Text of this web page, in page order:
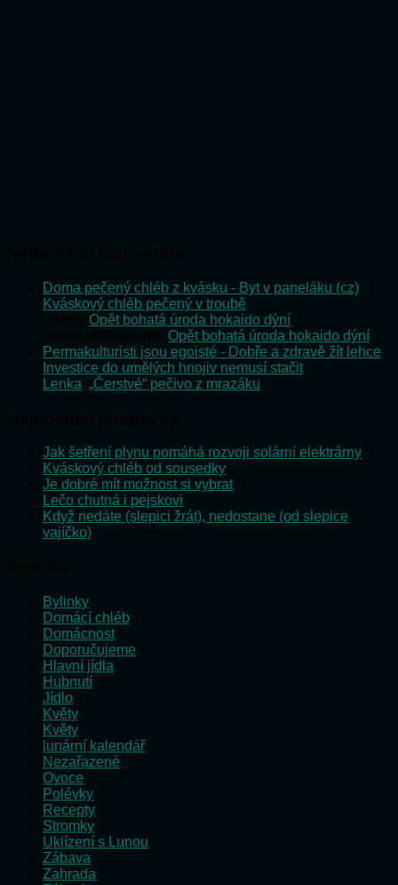
Doma pečený chléb z kvásku - Byt v paneláku (cz)
Kváskový chléb pečený v troubě
Opět bohatá úroda hokaido dýní
Opět bohatá úroda hokaido dýní
Permakulturisti jsou egoisté - Dobře a zdravě žít lehce
Investice do umělých hnojiv nemusí stačit
Lenka „Čerstvé“ pečivo z mrazáku
Jak šetření plynu pomáhá rozvoji solární elektrárny
Kváskový chléb od sousedky
Je dobré mít možnost si vybrat
Lečo chutná i pejskovi
Když nedáte (slepici žrát), nedostane (od slepice
vajíčko)
Bylinky
Domácí chléb
Domácnost
Doporučujeme
Hlavní jídla
Hubnutí
Jídlo
Květy
Květy
lunární kalendář
Nezařazené
Ovoce
Polévky
Recepty
Stromky
Uklízení s Lunou
Zábava
Zahrada